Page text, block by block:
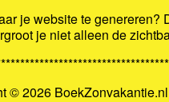
je website te
je niet alleen de
©2026